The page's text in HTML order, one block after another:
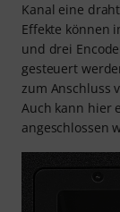
Kanal eine
Effekte können
und drei
gesteuert
zum Anschluss
Auch kann hier
angeschlossen